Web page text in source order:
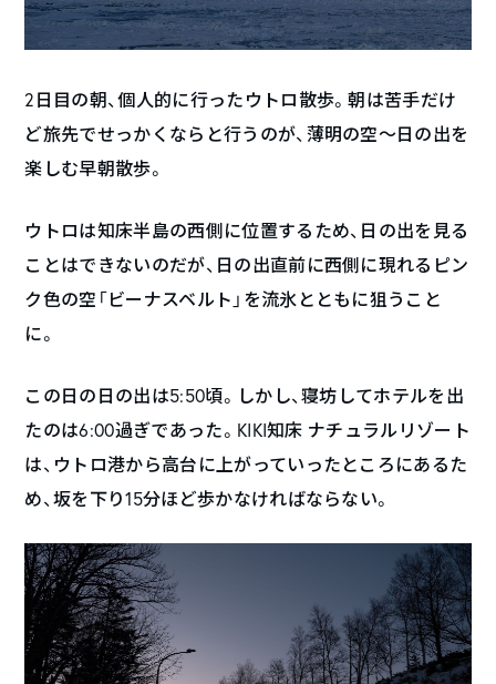
2日目の朝、個人的に行ったウトロ散歩。朝は苦手だけ
ど旅先でせっかくならと行うのが、薄明の空〜日の出を
楽しむ早朝散歩。
ウトロは知床半島の西側に位置するため、日の出を見る
ことはできないのだが、日の出直前に西側に現れるピン
ク色の空「ビーナスベルト」を流氷とともに狙うこと
に。
この日の日の出は5:50頃。しかし、寝坊してホテルを出
たのは6:00過ぎであった。KIKI知床 ナチュラルリゾート
は、ウトロ港から高台に上がっていったところにあるた
め、坂を下り15分ほど歩かなければならない。